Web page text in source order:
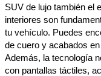
SUV de lujo también el
interiores son
tu vehículo. Puedes
de cuero y acabados
Además, la tecnología
con pantallas táctiles,